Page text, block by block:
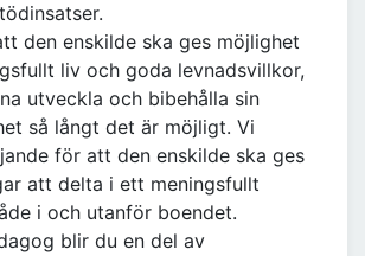
den enskilde ska ges möjlighet
liv och goda levnadsvillkor,
utveckla och bibehålla sin
så långt det är möjligt. Vi
för att den enskilde ska ges
att delta i ett meningsfullt
i och utanför boendet.
blir du en del av